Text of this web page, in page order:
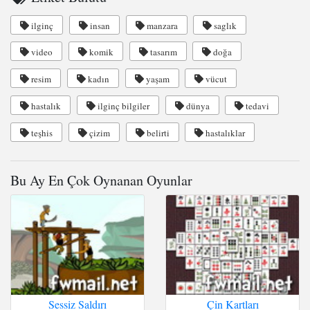
ilginç insan manzara saglık
video komik tasarım doğa
resim kadın yaşam vücut
hastalık ilginç bilgiler dünya tedavi
teşhis çizim belirti hastalıklar
Bu Ay En Çok Oynanan Oyunlar
Sessiz Saldırı Çin Kartları